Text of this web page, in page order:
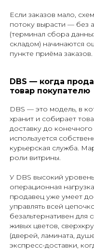
Если заказов мало,
потоку вырасти — без
(терминал сбора
складом) начинаются
пункте приёма заказов.
DBS — когда
товар покупателю
DBS — это модель, в
хранит и собирает
доставку до
используется
курьерская служба.
роли витрины.
У DBS высокий
операционная
продавец уже умеет
управлять всей
безальтернативен для
живых цветов,
(дверей, ламината,
экспресс-доставки,